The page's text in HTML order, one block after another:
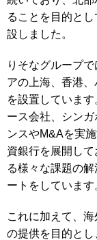
ることを目的と
設しました。
りそなグループ
アの上海、香港
を設置していま
ース会社、シン
ンスやM&Aを実
資銀行を展開し
る様々な課題の
ートをしています
これに加えて、
の提供を目的と